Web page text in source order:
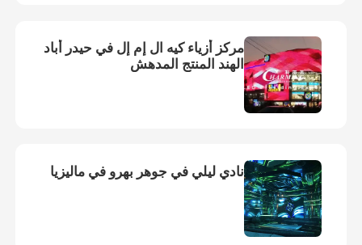
حول بنا
جولة في المعمل
اتصل بنا
مركز أزياء كيه ال إم إل في حيدر أباد
الهند المنتج المدهش
نادي ليلي في جوهر بهرو في ماليزيا